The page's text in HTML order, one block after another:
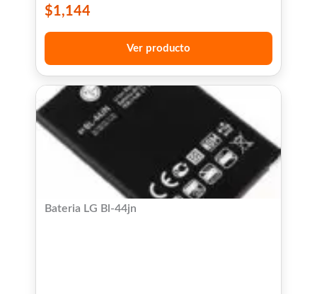
$1,144
Ver producto
Bateria LG Bl-44jn